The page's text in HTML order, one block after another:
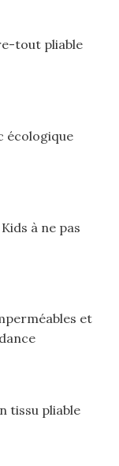
tout pliable
écologique
à ne pas
et
tissu pliable